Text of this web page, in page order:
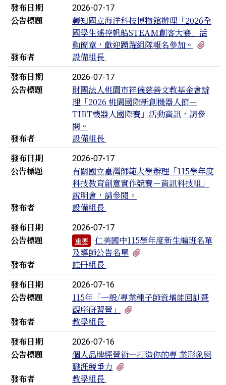
發布日期
2026-07-17
公告標題
轉知國立海洋科技博物館辦理「2026全
國學生遙控帆船STEAM創客大賽」活
動簡章，歡迎踴躍組隊報名參加。
發布者
設備組長
發布日期
2026-07-17
公告標題
財團法人桃園市祥儀慈善文教基金會辦
理「2026 桃園國際新創機器人節－
TIRT機器人國際賽」活動資訊，請參
閱。
發布者
設備組長
發布日期
2026-07-17
公告標題
有關國立臺灣師範大學辦理「115學年度
科技教育創意實作競賽－資訊科技組」
說明會，請參閱。
發布者
設備組長
發布日期
2026-07-17
公告標題 重要
仁美國中115學年度新生編班名單
及導師公告名單
發布者
註冊組長
發布日期
2026-07-16
公告標題
115年「一般/專業種子師資增能回訓暨
觀摩研習營」
發布者
教學組長
發布日期
2026-07-16
公告標題
個人品牌經營術—打造你的專 業形象與
職涯競爭力
發布者
教學組長